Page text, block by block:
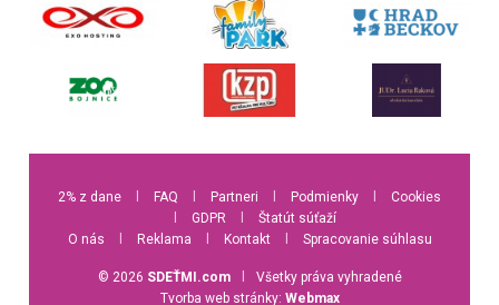
2% z dane FAQ Partneri Podmienky
Cookies
GDPR
Štatút súťaží
O nás
Reklama Kontakt Spracovanie súhlasu
© 2026 SDEŤMI.com
Všetky práva vyhradené
Tvorba web stránky: Webmax